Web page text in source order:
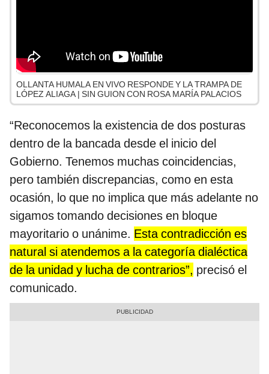
OLLANTA HUMALA EN VIVO RESPONDE Y LA TRAMPA DE
LÓPEZ ALIAGA | SIN GUION CON ROSA MARÍA PALACIOS
“Reconocemos la existencia de dos posturas
dentro de la bancada desde el inicio del
Gobierno. Tenemos muchas coincidencias,
pero también discrepancias, como en esta
ocasión, lo que no implica que más adelante no
sigamos tomando decisiones en bloque
mayoritario o unánime. Esta contradicción es
natural si atendemos a la categoría dialéctica
de la unidad y lucha de contrarios”, precisó el
comunicado.